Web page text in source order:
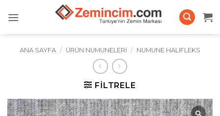
atla
ANA SAYFA / ÜRÜN NUMUNELERI / NUMUNE HALIFLEKS
FILTRELE